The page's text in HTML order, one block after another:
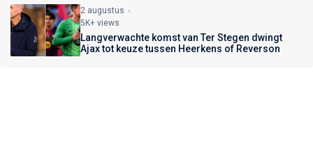
2 augustus
5K+ views
Langverwachte komst van Ter Stegen dwingt
Ajax tot keuze tussen Heerkens of Reverson